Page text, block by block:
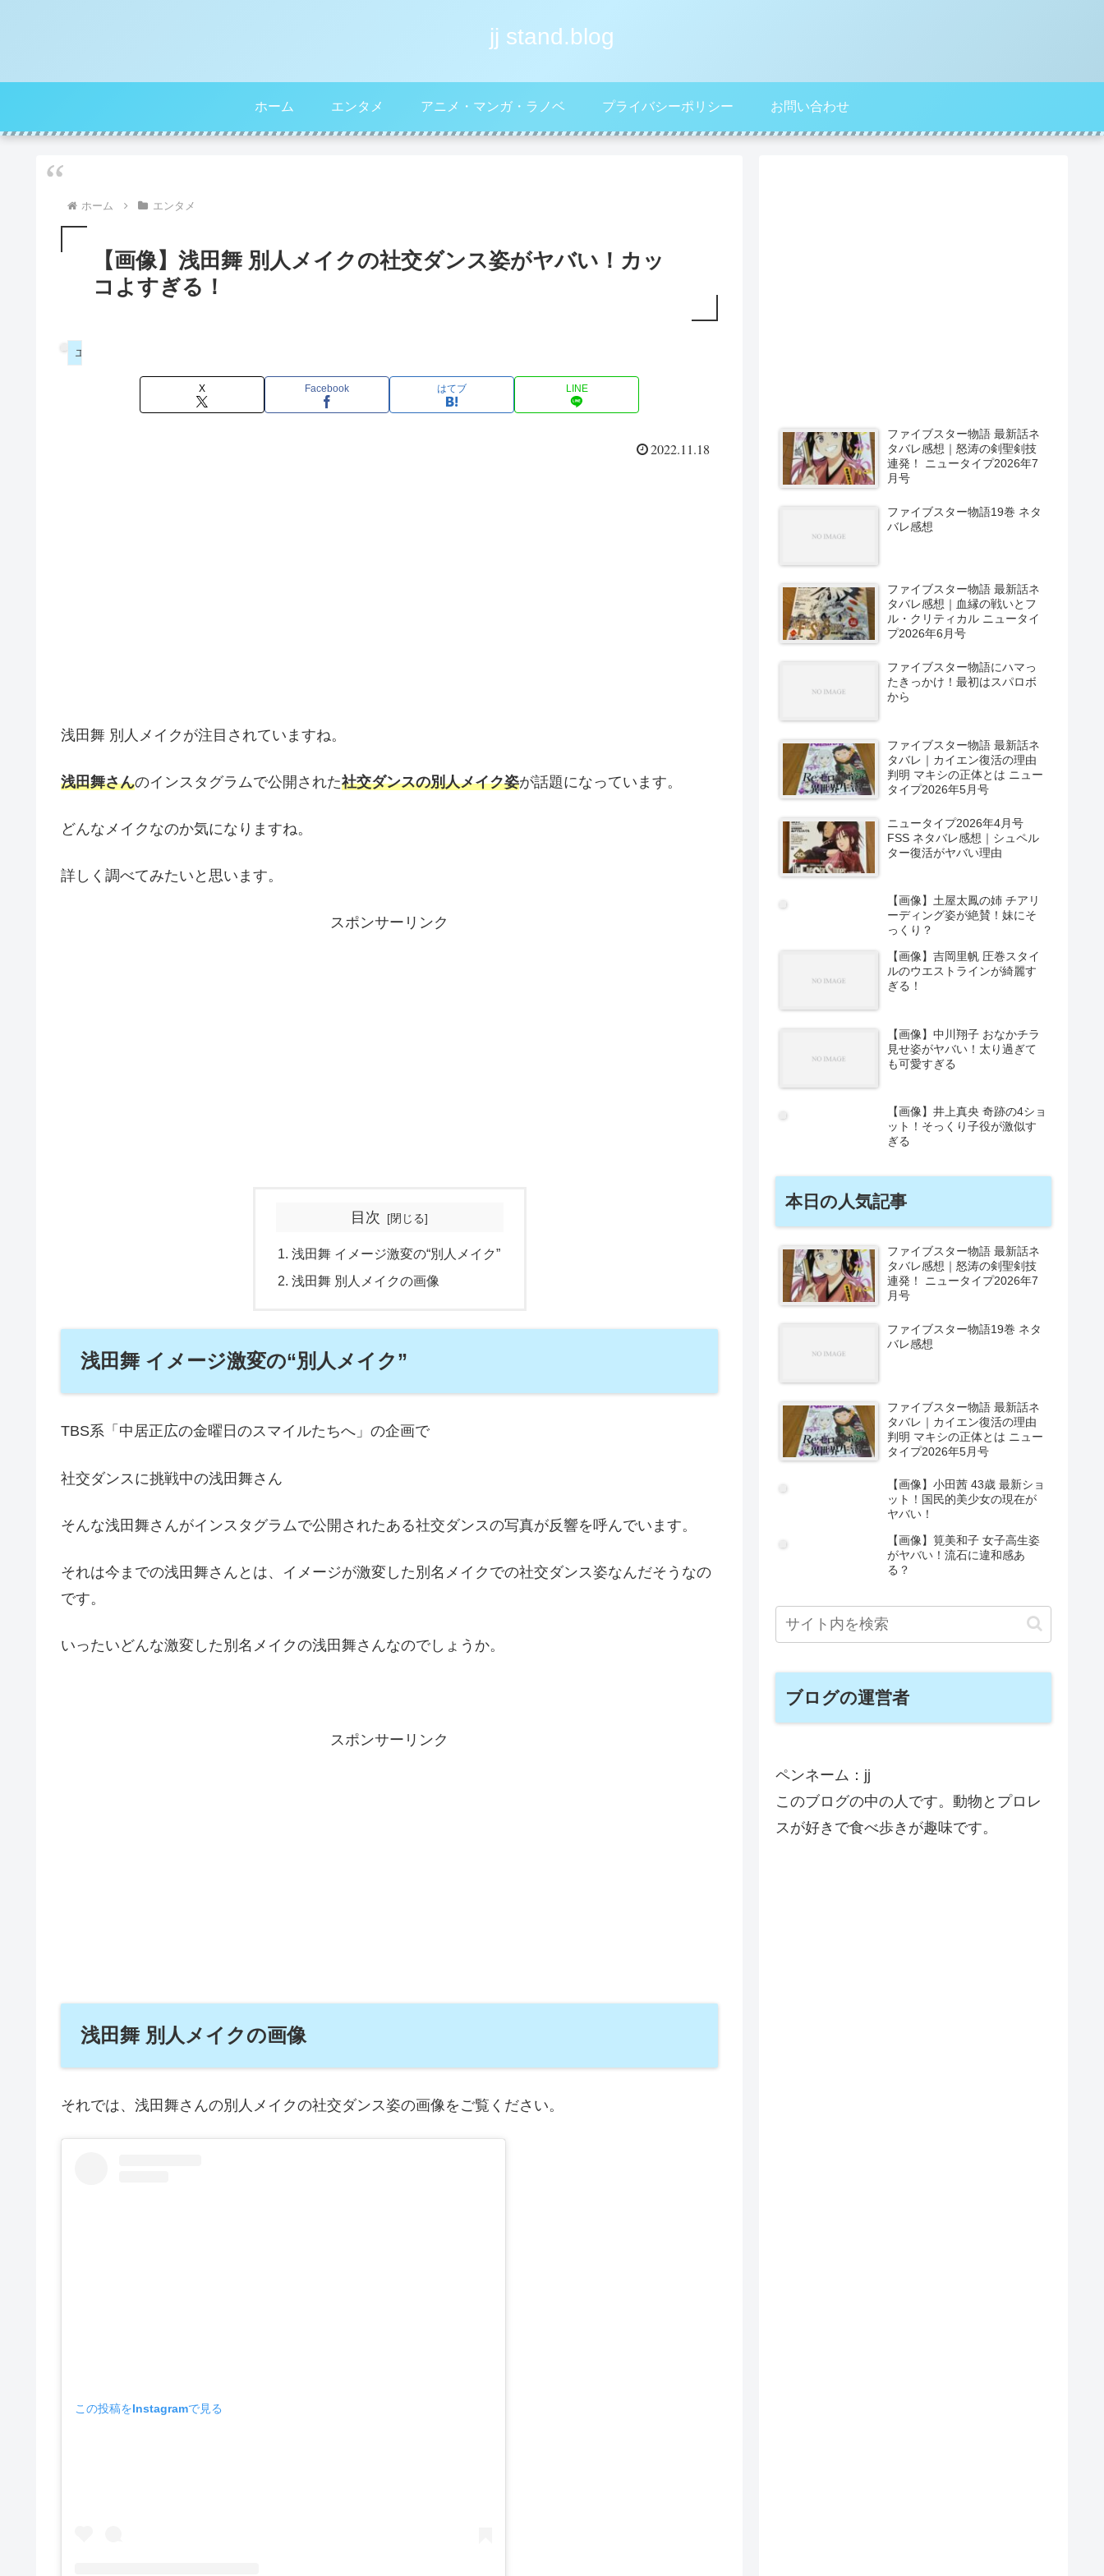
jj stand.blog
ホーム エンタメ アニメ・マンガ・ラノベ プライバシーポリシー お問い合わせ
ホーム エンタメ
【画像】浅田舞 別人メイクの社交ダンス姿がヤバい！カッ
コよすぎる！
エンタメ
X Facebook はてブ LINE
2022.11.18
浅田舞 別人メイクが注目されていますね。
浅田舞さんのインスタグラムで公開された社交ダンスの別人メイク姿が話題になっています。
どんなメイクなのか気になりますね。
詳しく調べてみたいと思います。
スポンサーリンク
目次
浅田舞 イメージ激変の“別人メイク”
浅田舞 別人メイクの画像
浅田舞 イメージ激変の“別人メイク”
TBS系「中居正広の金曜日のスマイルたちへ」の企画で
社交ダンスに挑戦中の浅田舞さん
そんな浅田舞さんがインスタグラムで公開されたある社交ダンスの写真が反響を呼んでいます。
それは今までの浅田舞さんとは、イメージが激変した別名メイクでの社交ダンス姿なんだそうなの
です。
いったいどんな激変した別名メイクの浅田舞さんなのでしょうか。
スポンサーリンク
浅田舞 別人メイクの画像
それでは、浅田舞さんの別人メイクの社交ダンス姿の画像をご覧ください。
この投稿をInstagramで見る
ファイブスター物語 最新話ネ
タバレ感想｜怒涛の剣聖剣技
連発！ ニュータイプ2026年7
月号
ファイブスター物語19巻 ネタ
バレ感想
ファイブスター物語 最新話ネ
タバレ感想｜血縁の戦いとフ
ル・クリティカル ニュータイ
プ2026年6月号
ファイブスター物語にハマっ
たきっかけ！最初はスパロボ
から
ファイブスター物語 最新話ネ
タバレ｜カイエン復活の理由
判明 マキシの正体とは ニュー
タイプ2026年5月号
ニュータイプ2026年4月号
FSS ネタバレ感想｜シュペル
ター復活がヤバい理由
【画像】土屋太鳳の姉 チアリ
ーディング姿が絶賛！妹にそ
っくり？
【画像】吉岡里帆 圧巻スタイ
ルのウエストラインが綺麗す
ぎる！
【画像】中川翔子 おなかチラ
見せ姿がヤバい！太り過ぎて
も可愛すぎる
【画像】井上真央 奇跡の4ショ
ット！そっくり子役が激似す
ぎる
本日の人気記事
ファイブスター物語 最新話ネ
タバレ感想｜怒涛の剣聖剣技
連発！ ニュータイプ2026年7
月号
ファイブスター物語19巻 ネタ
バレ感想
ファイブスター物語 最新話ネ
タバレ｜カイエン復活の理由
判明 マキシの正体とは ニュー
タイプ2026年5月号
【画像】小田茜 43歳 最新ショ
ット！国民的美少女の現在が
ヤバい！
【画像】筧美和子 女子高生姿
がヤバい！流石に違和感あ
る？
ブログの運営者
ペンネーム：jj
このブログの中の人です。動物とプロレ
スが好きで食べ歩きが趣味です。